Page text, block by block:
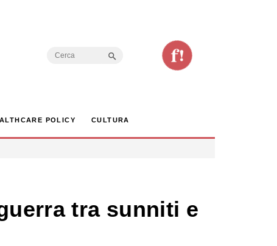
Search
POLICY CULTURA
tra sunniti e